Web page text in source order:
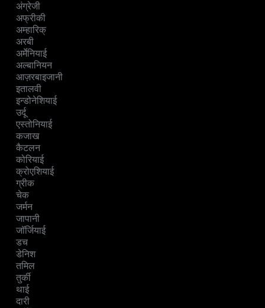
अंग्रेजी
अफ्रीकी
अम्हारिक्
अरबी
अर्मेनियाई
अल्बानियन
आज़रबाइजानी
इतालवी
इन्डोनेशियाई
उर्दू
एस्तोनियाई
कजाख
कैटलन
कोरियाई
क्रोएशियाई
ग्रीक
चेक
जर्मन
जापानी
जॉर्जियाई
डच
डेनिश
तमिल
तुर्की
थाई
दारी